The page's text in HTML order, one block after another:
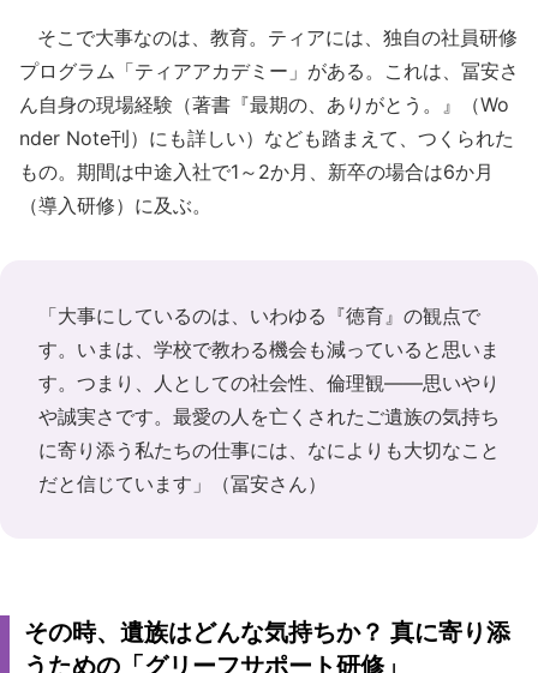
そこで大事なのは、教育。ティアには、独自の社員研修
プログラム「ティアアカデミー」がある。これは、冨安さ
ん自身の現場経験（著書『最期の、ありがとう。』（Wo
nder Note刊）にも詳しい）なども踏まえて、つくられた
もの。期間は中途入社で1～2か月、新卒の場合は6か月
（導入研修）に及ぶ。
「大事にしているのは、いわゆる『徳育』の観点で
す。いまは、学校で教わる機会も減っていると思いま
す。つまり、人としての社会性、倫理観――思いやり
や誠実さです。最愛の人を亡くされたご遺族の気持ち
に寄り添う私たちの仕事には、なによりも大切なこと
だと信じています」（冨安さん）
その時、遺族はどんな気持ちか？ 真に寄り添
うための「グリーフサポート研修」